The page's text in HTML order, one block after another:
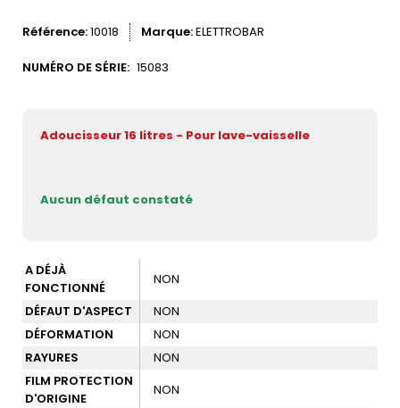
Référence 10018 Marque ELETTROBAR
NUMÉRO DE SÉRIE: 15083
Adoucisseur 16 litres - Pour lave-vaisselle
Aucun défaut constaté
A DÉJÀ
FONCTIONNÉ
NON
DÉFAUT D'ASPECT
NON
DÉFORMATION
NON
RAYURES
NON
FILM PROTECTION
D'ORIGINE
NON